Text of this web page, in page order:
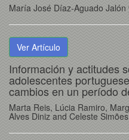
María José Díaz-Aguado
Ver Artículo
Información y actitudes
adolescentes
cambios en un período
Marta Reis, Lúcia Ramiro,
Alves Diniz and Celeste Simões